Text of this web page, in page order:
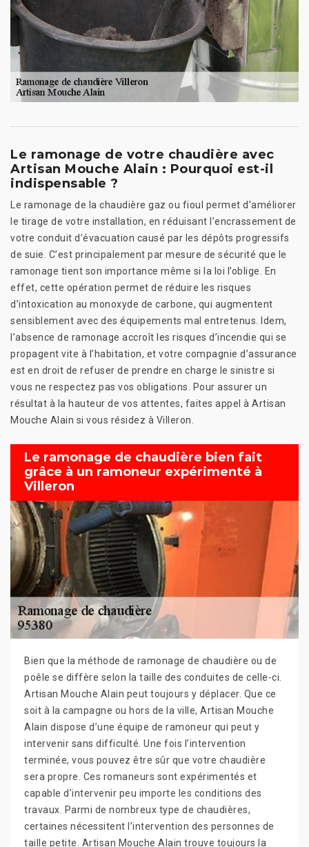
Le ramonage de votre chaudière avec
Artisan Mouche Alain : Pourquoi est-il
indispensable ?
Le ramonage de la chaudière gaz ou fioul permet d’améliorer
le tirage de votre installation, en réduisant l’encrassement de
votre conduit d’évacuation causé par les dépôts progressifs
de suie. C’est principalement par mesure de sécurité que le
ramonage tient son importance même si la loi l’oblige. En
effet, cette opération permet de réduire les risques
d’intoxication au monoxyde de carbone, qui augmentent
sensiblement avec des équipements mal entretenus. Idem,
l’absence de ramonage accroît les risques d’incendie qui se
propagent vite à l’habitation, et votre compagnie d’assurance
est en droit de refuser de prendre en charge le sinistre si
vous ne respectez pas vos obligations. Pour assurer un
résultat à la hauteur de vos attentes, faites appel à Artisan
Mouche Alain si vous résidez à Villeron.
Le ramonage de chaudière bien fait
grâce à un ramoneur expérimenté à
Villeron
Bien que la méthode de ramonage de chaudière ou de
poêle se diffère selon la taille des conduites de celle-ci.
Artisan Mouche Alain peut toujours y déplacer. Que ce
soit à la campagne ou hors de la ville, Artisan Mouche
Alain dispose d’une équipe de ramoneur qui peut y
intervenir sans difficulté. Une fois l’intervention
terminée, vous pouvez être sûr que votre chaudière
sera propre. Ces romaneurs sont expérimentés et
capable d’intervenir peu importe les conditions des
travaux. Parmi de nombreux type de chaudières,
certaines nécessitent l’intervention des personnes de
taille petite. Artisan Mouche Alain trouve toujours la